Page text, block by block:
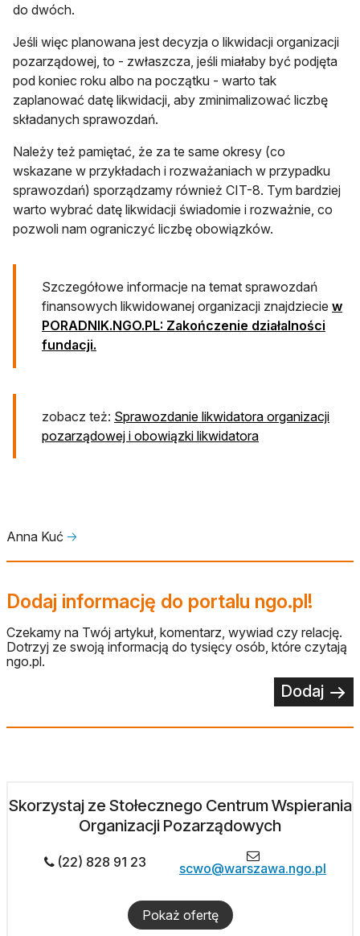
do dwóch.
Jeśli więc planowana jest decyzja o likwidacji organizacji
pozarządowej, to - zwłaszcza, jeśli miałaby być podjęta
pod koniec roku albo na początku - warto tak
zaplanować datę likwidacji, aby zminimalizować liczbę
składanych sprawozdań.
Należy też pamiętać, że za te same okresy (co
wskazane w przykładach i rozważaniach w przypadku
sprawozdań) sporządzamy również CIT-8. Tym bardziej
warto wybrać datę likwidacji świadomie i rozważnie, co
pozwoli nam ograniczyć liczbę obowiązków.
Szczegółowe informacje na temat sprawozdań
finansowych likwidowanej organizacji znajdziecie w
PORADNIK.NGO.PL: Zakończenie działalności
fundacji.
zobacz też: Sprawozdanie likwidatora organizacji
pozarządowej i obowiązki likwidatora
Anna Kuć 🡢
Dodaj informację do portalu ngo.pl!
Czekamy na Twój artykuł, komentarz, wywiad czy relację.
Dotrzyj ze swoją informacją do tysięcy osób, które czytają
ngo.pl.
Dodaj
Skorzystaj ze Stołecznego Centrum Wspierania
Organizacji Pozarządowych
(22) 828 91 23 scwo@warszawa.ngo.pl
Pokaż ofertę